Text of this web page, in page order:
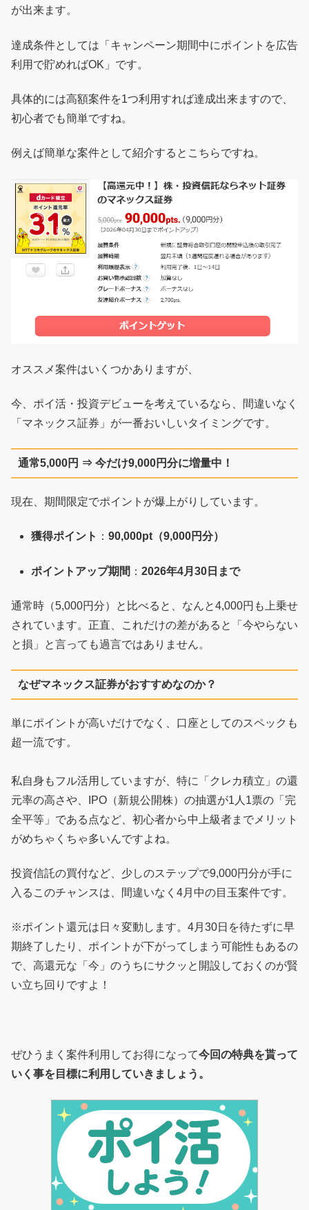
が出来ます。
達成条件としては「キャンペーン期間中にポイントを広告
利用で貯めればOK」です。
具体的には高額案件を1つ利用すれば達成出来ますので、
初心者でも簡単ですね。
例えば簡単な案件として紹介するとこちらですね。
オススメ案件はいくつかありますが、
今、ポイ活・投資デビューを考えているなら、間違いなく
「マネックス証券」が一番おいしいタイミングです。
通常5,000円 ⇒ 今だけ9,000円分に増量中！
現在、期間限定でポイントが爆上がりしています。
獲得ポイント ：90,000pt（9,000円分）
ポイントアップ期間 ：2026年4月30日まで
通常時（5,000円分）と比べると、なんと4,000円も上乗せ
されています。正直、これだけの差があると「今やらない
と損」と言っても過言ではありません。
なぜマネックス証券がおすすめなのか？
単にポイントが高いだけでなく、口座としてのスペックも
超一流です。
私自身もフル活用していますが、特に「クレカ積立」の還
元率の高さや、IPO（新規公開株）の抽選が1人1票の「完
全平等」である点など、初心者から中上級者までメリット
がめちゃくちゃ多いんですよね。
投資信託の買付など、少しのステップで9,000円分が手に
入るこのチャンスは、間違いなく4月中の目玉案件です。
※ポイント還元は日々変動します。4月30日を待たずに早
期終了したり、ポイントが下がってしまう可能性もあるの
で、高還元な「今」のうちにサクッと開設しておくのが賢
い立ち回りですよ！
ぜひうまく案件利用してお得になって今回の特典を貰って
いく事を目標に利用していきましょう。